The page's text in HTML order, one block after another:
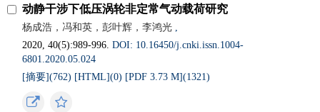
动静干涉下低压涡轮非定常气动载荷研究
杨成浩，冯和英，彭叶辉，李鸿光 ,
2020, 40(5):989-996.DOI: 10.16450/j.cnki.issn.1004-
6801.2020.05.024
[摘要](762) [HTML](0) [PDF 3.73 M](1321)